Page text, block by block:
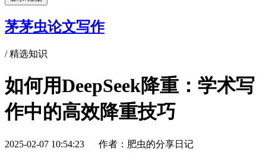
茅茅虫论文写作
/精选知识
如何用DeepSeek降重：学术写
作中的高效降重技巧
2025-02-07 10:54:23 作者：肥虫的分享日记